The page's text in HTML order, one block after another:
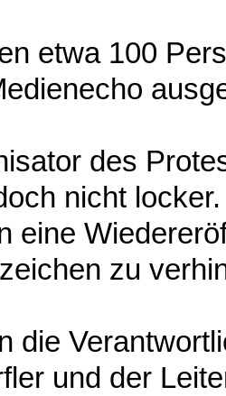
etwa 100
des
nicht
eine
zu
die
und der